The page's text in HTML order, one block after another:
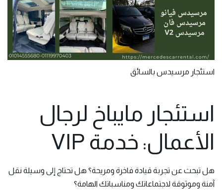
استئجار مرسيدس بالسائق
استئجار مايباخ لرجال
الأعمال: خدمة VIP
هل تبحث عن تجربة قيادة فاخرة ومريحة؟ هل تحتاج إلى وسيلة نقل
آمنة وموثوقة لاجتماعاتك ومناسباتك الهامة؟